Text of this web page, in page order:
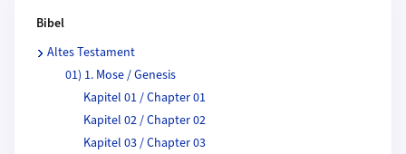
Bibel
Altes Testament
01) 1. Mose / Genesis
Kapitel 01 / Chapter 01
Kapitel 02 / Chapter 02
Kapitel 03 / Chapter 03